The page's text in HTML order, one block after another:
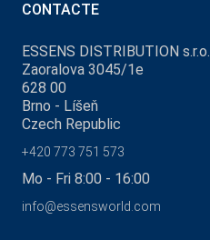
CONTACTE
ESSENS DISTRIBUTION s.r.o.
Zaoralova 3045/1e
628 00
Brno - Líšeň
Czech Republic
+420 773 751 573
Mo - Fri 8:00 - 16:00
info@essensworld.com